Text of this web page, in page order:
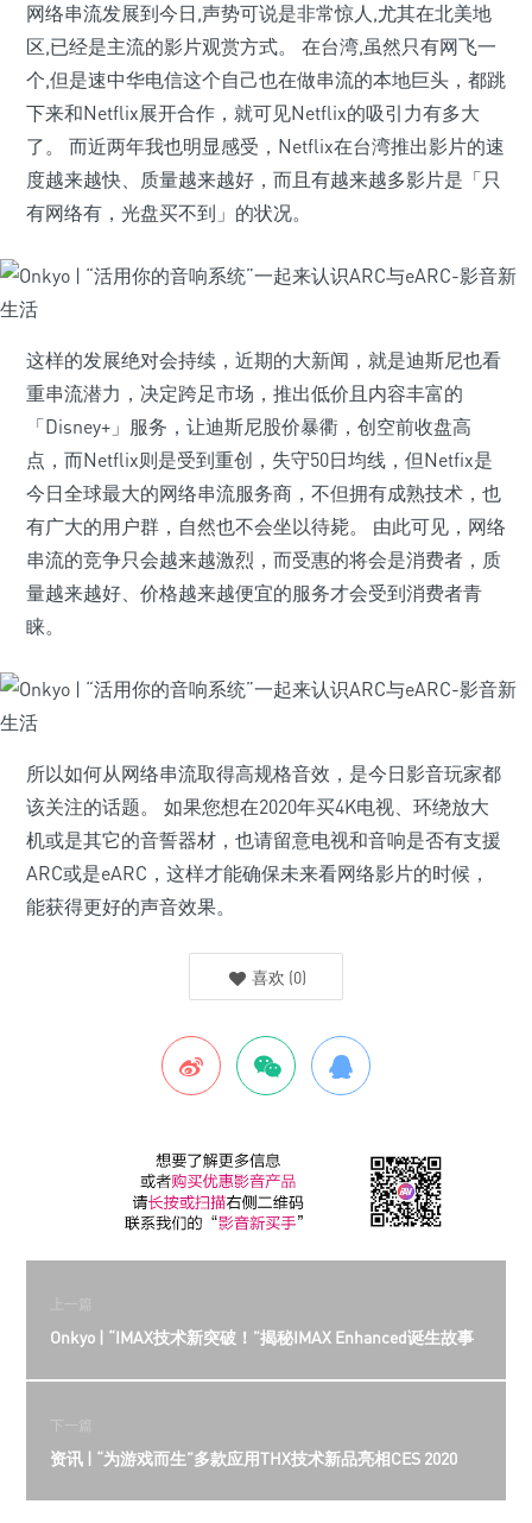
网络串流发展到今日,声势可说是非常惊人,尤其在北美地
区,已经是主流的影片观赏方式。 在台湾,虽然只有网飞一
个,但是速中华电信这个自己也在做串流的本地巨头，都跳
下来和Netflix展开合作，就可见Netflix的吸引力有多大
了。 而近两年我也明显感受，Netflix在台湾推出影片的速
度越来越快、质量越来越好，而且有越来越多影片是「只
有网络有，光盘买不到」的状况。
这样的发展绝对会持续，近期的大新闻，就是迪斯尼也看
重串流潜力，决定跨足市场，推出低价且内容丰富的
「Disney+」服务，让迪斯尼股价暴衢，创空前收盘高
点，而Netflix则是受到重创，失守50日均线，但Netfix是
今日全球最大的网络串流服务商，不但拥有成熟技术，也
有广大的用户群，自然也不会坐以待毙。 由此可见，网络
串流的竞争只会越来越激烈，而受惠的将会是消费者，质
量越来越好、价格越来越便宜的服务才会受到消费者青
睐。
所以如何从网络串流取得高规格音效，是今日影音玩家都
该关注的话题。 如果您想在2020年买4K电视、环绕放大
机或是其它的音誓器材，也请留意电视和音响是否有支援
ARC或是eARC，这样才能确保未来看网络影片的时候，
能获得更好的声音效果。
喜欢 (0)
上一篇
Onkyo | “IMAX技术新突破！”揭秘IMAX Enhanced诞生故事
下一篇
资讯 | “为游戏而生”多款应用THX技术新品亮相CES 2020